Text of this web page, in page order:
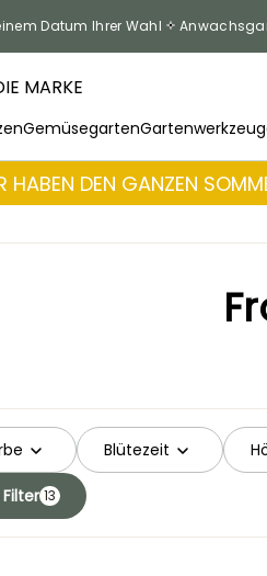
Datum Ihrer Wahl
MARKE
Gemüsegarten
HABEN DEN GANZEN
Blütezeit
13